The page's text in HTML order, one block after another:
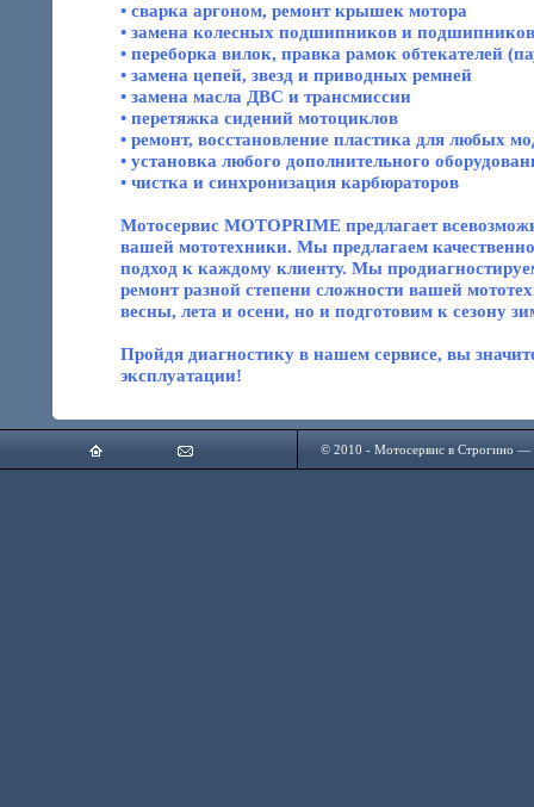
• сварка аргоном, ремонт крышек мотора
• замена колесных подшипников и
• переборка вилок, правка рамок обтекателей
• замена цепей, звезд и приводных ремней
• замена масла ДВС и трансмиссии
• перетяжка сидений мотоциклов
• ремонт, восстановление пластика для любых
• установка любого дополнительного
• чистка и синхронизация карбюраторов
Мотосервис MOTOPRIME предлагает
вашей мототехники. Мы предлагаем
подход к каждому клиенту. Мы
ремонт разной степени сложности вашей
весны, лета и осени, но и подготовим к сезону
Пройдя диагностику в нашем сервисе, вы
эксплуатации!
© 2010 - Мотосервис в Строгино —